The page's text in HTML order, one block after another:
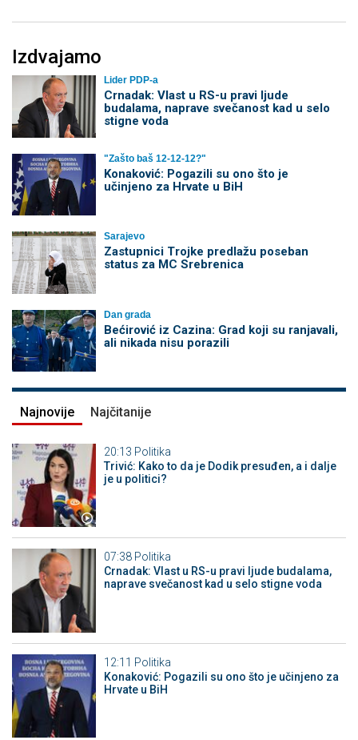
Izdvajamo
Lider PDP-a
Crnadak: Vlast u RS-u pravi ljude
budalama, naprave svečanost kad u selo
stigne voda
"Zašto baš 12-12-12?"
Konaković: Pogazili su ono što je
učinjeno za Hrvate u BiH
Sarajevo
Zastupnici Trojke predlažu poseban
status za MC Srebrenica
Dan grada
Bećirović iz Cazina: Grad koji su ranjavali,
ali nikada nisu porazili
Najnovije Najčitanije
20:13 Politika
Trivić: Kako to da je Dodik presuđen, a i dalje
je u politici?
07:38 Politika
Crnadak: Vlast u RS-u pravi ljude budalama,
naprave svečanost kad u selo stigne voda
12:11 Politika
Konaković: Pogazili su ono što je učinjeno za
Hrvate u BiH